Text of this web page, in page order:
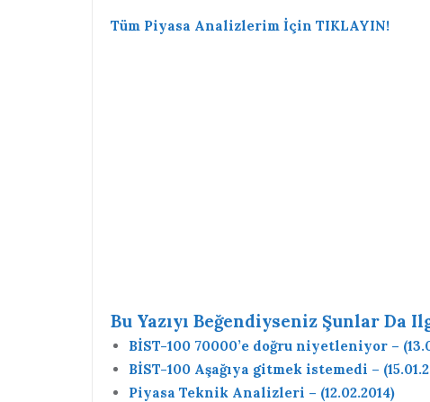
Tüm Piyasa Analizlerim İçin TIKLAYIN!
Bu Yazıyı Beğendiyseniz Şunlar Da
BİST-100 70000’e doğru niyetleniyor –
BİST-100 Aşağıya gitmek istemedi –
Piyasa Teknik Analizleri – (12.02.2014)